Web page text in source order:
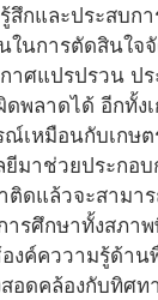
สึกและประสบก
ในการตัดสินใจ
าศแปรปรวน ป
พลาดได้ อีกทั้ง
เหมือนกับเกษ
มาช่วยประกอ
ดแล้วจะสามาร
ารศึกษาทั้งสภา
งค์คววามรู้ด้าน
อดคล้องกับทิศท